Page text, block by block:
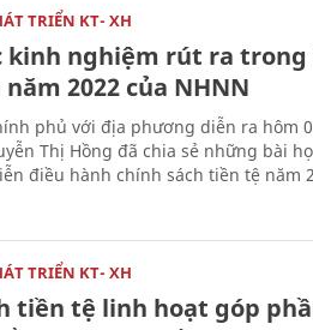
TRIỂN KT- XH
kinh nghiệm rút ra
2022 của NHNN
phủ với địa phương diễn ra hôm
Thị Hồng đã chia sẻ những bài
điều hành chính sách tiền tệ năm
TRIỂN KT- XH
tiền tệ linh hoạt góp